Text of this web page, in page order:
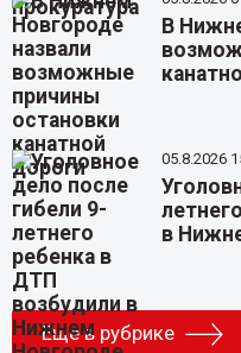
В
05.8.2026
в
Еще в рубрике